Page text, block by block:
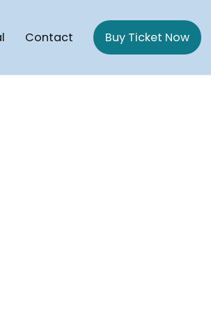
To saint Martin Cruise ship
Contact Buy Ticket Now